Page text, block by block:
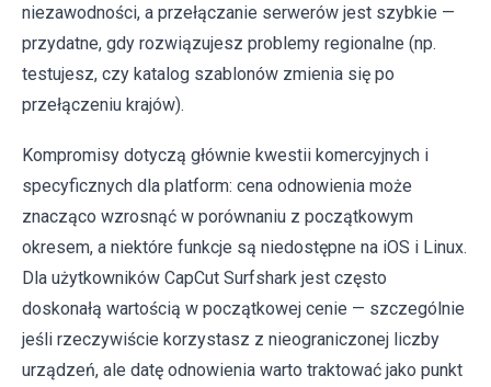
niezawodności, a przełączanie serwerów jest szybkie —
przydatne, gdy rozwiązujesz problemy regionalne (np.
testujesz, czy katalog szablonów zmienia się po
przełączeniu krajów).
Kompromisy dotyczą głównie kwestii komercyjnych i
specyficznych dla platform: cena odnowienia może
znacząco wzrosnąć w porównaniu z początkowym
okresem, a niektóre funkcje są niedostępne na iOS i Linux.
Dla użytkowników CapCut Surfshark jest często
doskonałą wartością w początkowej cenie — szczególnie
jeśli rzeczywiście korzystasz z nieograniczonej liczby
urządzeń, ale datę odnowienia warto traktować jako punkt